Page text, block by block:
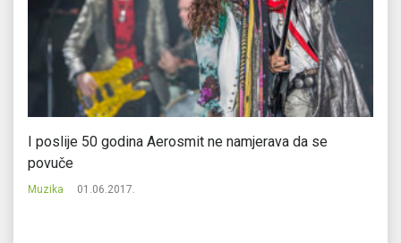
I poslije 50 godina Aerosmit ne namjerava da se
povuče
Muzika 01.06.2017.